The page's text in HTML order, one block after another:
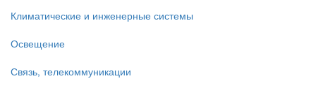
Климатические и инженерные системы
Освещение
Связь, телекоммуникации